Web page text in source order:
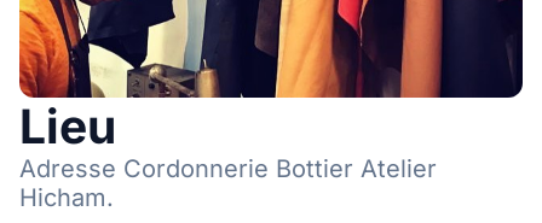
Lieu
Adresse Cordonnerie Bottier Atelier
Hicham.